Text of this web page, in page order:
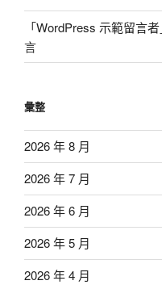
「WordPress 示範留言者
言
彙整
2026 年 8 月
2026 年 7 月
2026 年 6 月
2026 年 5 月
2026 年 4 月